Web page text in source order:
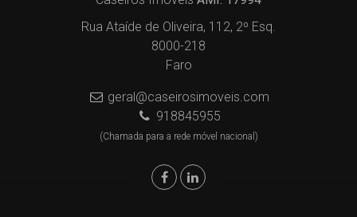
Rua Ataíde de Oliveira, 112, 2º Esq.
8000-218
Faro
geral@caseirosimoveis.com
918845955
(Chamada para a rede móvel nacional)